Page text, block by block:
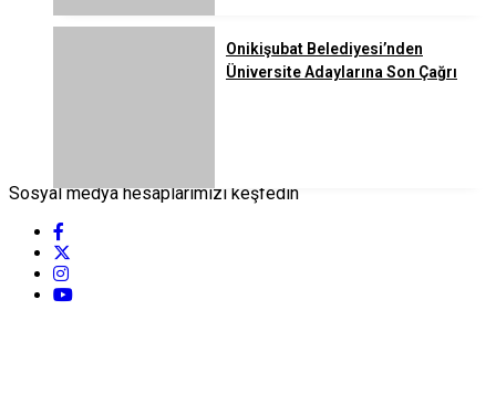
Onikişubat Belediyesi’nden
Üniversite Adaylarına Son Çağrı
Sosyal medya hesaplarımızı keşfedin